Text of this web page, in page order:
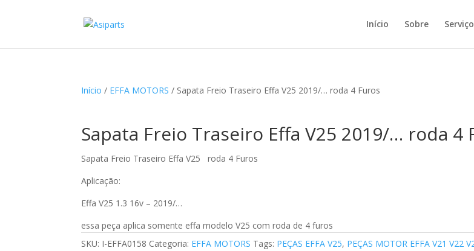
Início Sobre
Início / EFFA MOTORS / Sapata Freio Traseiro Effa V25 2019/… roda 4 Furos
Sapata Freio Traseiro Effa V25 2019/… roda 4
Sapata Freio Traseiro Effa V25 roda 4 Furos
Aplicação:
Effa V25 1.3 16v – 2019/…
essa peça aplica somente effa modelo V25 com roda de 4 furos
SKU: I-EFFA0158 Categoria: EFFA MOTORS Tags: PEÇAS EFFA V25, PEÇAS MOTOR EFFA V21 V22